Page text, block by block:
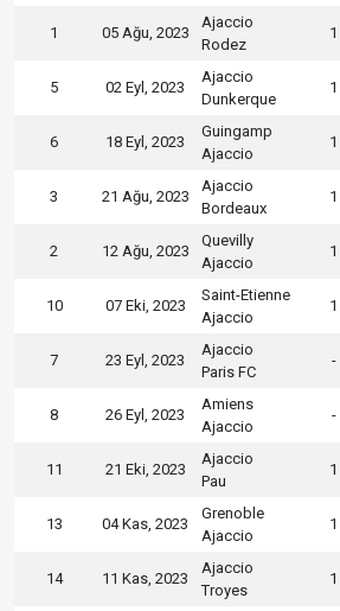
1 05 Ağu, 2023
Ajaccio
Rodez
1
5 02 Eyl, 2023
Ajaccio
Dunkerque
1
6 18 Eyl, 2023
Guingamp
Ajaccio
1
3 21 Ağu, 2023
Ajaccio
Bordeaux
1
2 12 Ağu, 2023
Quevilly
Ajaccio
1
10 07 Eki, 2023
Saint-Etienne
Ajaccio
1
7 23 Eyl, 2023
Ajaccio
Paris FC
-
8 26 Eyl, 2023
Amiens
Ajaccio
-
11 21 Eki, 2023
Ajaccio
Pau
1
13 04 Kas, 2023
Grenoble
Ajaccio
1
14 11 Kas, 2023
Ajaccio
Troyes
1